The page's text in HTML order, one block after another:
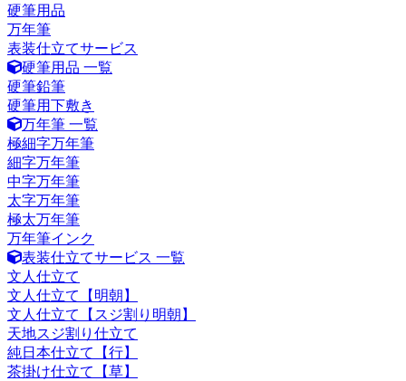
硬筆用品
万年筆
表装仕立てサービス
硬筆用品 一覧
硬筆鉛筆
硬筆用下敷き
万年筆 一覧
極細字万年筆
細字万年筆
中字万年筆
太字万年筆
極太万年筆
万年筆インク
表装仕立てサービス 一覧
文人仕立て
文人仕立て【明朝】
文人仕立て【スジ割り明朝】
天地スジ割り仕立て
純日本仕立て【行】
茶掛け仕立て【草】